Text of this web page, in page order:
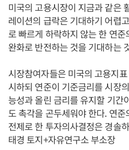
미국의 고용시장이 지금과 같은
레이션의 급락은 기대하기 어렵
로 빠르게 하락하지 않는 한 연
완화로 반전하는 것을 기대하는
시장참여자들은 미국의 고용지
시하되 연준이 기준금리를 시장
능성과 올린 금리를 유지할 기간
도 촉각을 곤두세워야 한다. 연
전제로 한 투자의사결정은 경솔
태경 토지+자유연구소 부소장